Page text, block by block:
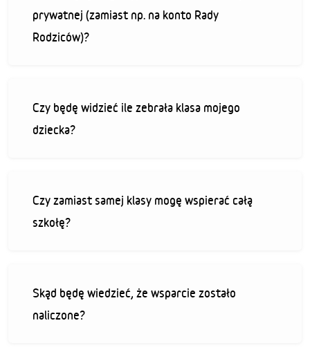
prywatnej (zamiast np. na konto Rady
Rodziców)?
Czy będę widzieć ile zebrała klasa mojego
dziecka?
Czy zamiast samej klasy mogę wspierać całą
szkołę?
Skąd będę wiedzieć, że wsparcie zostało
naliczone?